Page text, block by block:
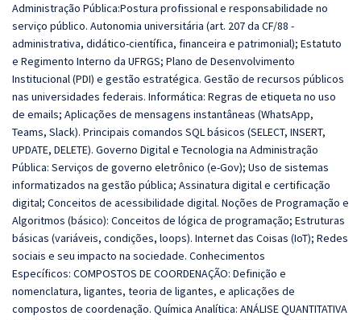
Administração Pública:Postura profissional e responsabilidade no
serviço público. Autonomia universitária (art. 207 da CF/88 -
administrativa, didático-científica, financeira e patrimonial); Estatuto
e Regimento Interno da UFRGS; Plano de Desenvolvimento
Institucional (PDI) e gestão estratégica. Gestão de recursos públicos
nas universidades federais. Informática: Regras de etiqueta no uso
de emails; Aplicações de mensagens instantâneas (WhatsApp,
Teams, Slack). Principais comandos SQL básicos (SELECT, INSERT,
UPDATE, DELETE). Governo Digital e Tecnologia na Administração
Pública: Serviços de governo eletrônico (e-Gov); Uso de sistemas
informatizados na gestão pública; Assinatura digital e certificação
digital; Conceitos de acessibilidade digital. Noções de Programação e
Algoritmos (básico): Conceitos de lógica de programação; Estruturas
básicas (variáveis, condições, loops). Internet das Coisas (IoT); Redes
sociais e seu impacto na sociedade. Conhecimentos
Específicos: COMPOSTOS DE COORDENAÇÃO: Definição e
nomenclatura, ligantes, teoria de ligantes, e aplicações de
compostos de coordenação. Química Analítica: ANÁLISE QUANTITATIVA